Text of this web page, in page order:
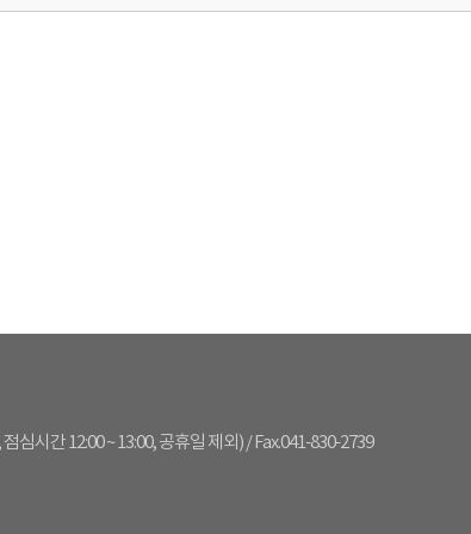
심시간 12:00 ~ 13:00, 공휴일 제외) / Fax.041-830-2739